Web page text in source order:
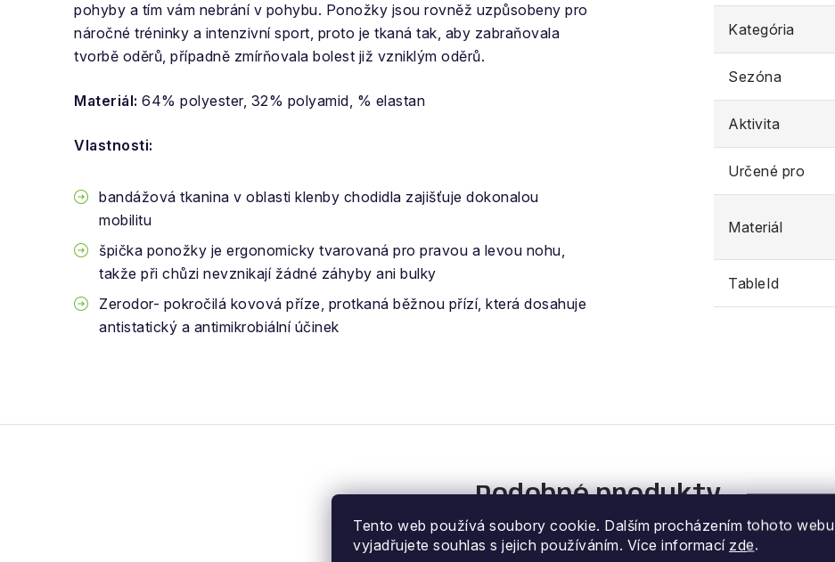
Tento web používá soubory cookie. Dalším procházením tohoto webu
vyjadřujete souhlas s jejich používáním. Více informací zde.
pohyby a tím vám nebrání v pohybu. Ponožky jsou rovněž uzpůsobeny pro
náročné tréninky a intenzivní sport, proto je tkaná tak, aby zabraňovala
tvorbě oděrů, případně zmírňovala bolest již vzniklým oděrů.
Materiál: 64% polyester, 32% polyamid, % elastan
Vlastnosti:
bandážová tkanina v oblasti klenby chodidla zajišťuje dokonalou
mobilitu
špička ponožky je ergonomicky tvarovaná pro pravou a levou nohu,
takže při chůzi nevznikají žádné záhyby ani bulky
Zerodor- pokročilá kovová příze, protkaná běžnou přízí, která dosahuje
antistatický a antimikrobiální účinek
Kategória
Sezóna
Aktivita
Určené pro
Materiál
TableId
Podobné produkty